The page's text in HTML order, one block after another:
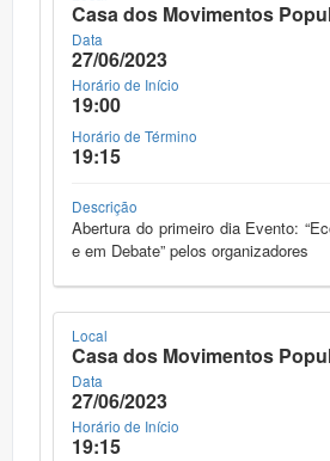
Casa dos Movimentos
Data
27/06/2023
Horário de Início
19:00
Horário de Término
19:15
Descrição
Abertura do primeiro dia Evento:
e em Debate” pelos organizadores
Local
Casa dos Movimentos
Data
27/06/2023
Horário de Início
19:15